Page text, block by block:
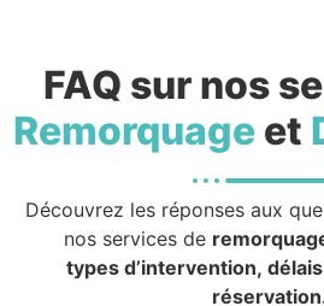
FAQ sur nos
Remorquageet
Découvrez les réponses aux
nos services de
types d’intervention,